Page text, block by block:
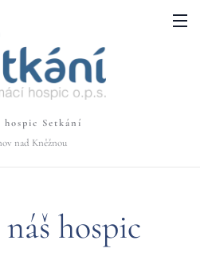
hospic Setkání
nad Kněžnou
hospic